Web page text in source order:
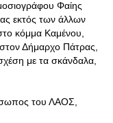
Φαίης
εκτός των άλλων
κόμμα Καμένου,
Δήμαρχο Πάτρας,
με τα σκάνδαλα,
του ΛΑΟΣ,